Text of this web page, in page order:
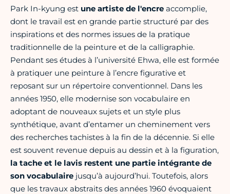
Park In-kyung est une artiste de l'encre accomplie,
dont le travail est en grande partie structuré par des
inspirations et des normes issues de la pratique
traditionnelle de la peinture et de la calligraphie.
Pendant ses études à l’université Ehwa, elle est formée
à pratiquer une peinture à l’encre figurative et
reposant sur un répertoire conventionnel. Dans les
années 1950, elle modernise son vocabulaire en
adoptant de nouveaux sujets et un style plus
synthétique, avant d’entamer un cheminement vers
des recherches tachistes à la fin de la décennie. Si elle
est souvent revenue depuis au dessin et à la figuration,
la tache et le lavis restent une partie intégrante de
son vocabulaire jusqu’à aujourd’hui. Toutefois, alors
que les travaux abstraits des années 1960 évoquaient